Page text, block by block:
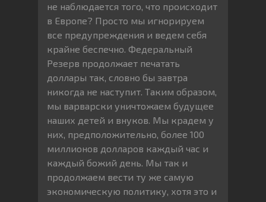
не наблюдается того, что происходит
в Европе? Просто мы игнорируем
все предупреждения и ведем себя
крайне беспечно. Федеральный
Резерв продолжает печатать
доллары так, словно бы завтра
никогда не наступит. Таким образом,
мы варварски уничтожаем будущее
наших детей и внуков. Мы крадем у
них, предположительно, более 100
миллионов долларов каждый час и
каждый божий день. Мы так и
продолжаем вести ту же самую
экономическую политику, хотя это и